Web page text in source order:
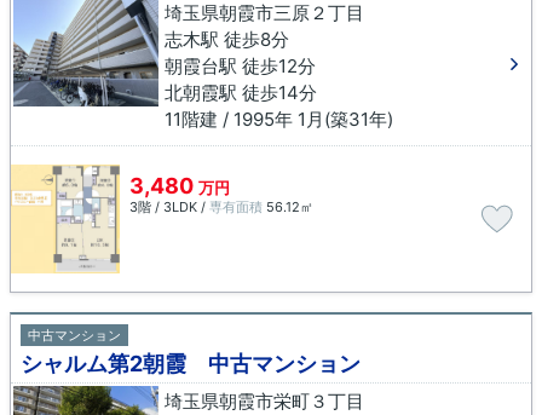
埼玉県朝霞市三原２丁目
志木駅 徒歩8分
朝霞台駅 徒歩12分
北朝霞駅 徒歩14分
11階建 / 1995年 1月(築31年)
3,480 万円
3階 / 3LDK / 専有面積 56.12㎡
中古マンション
シャルム第2朝霞 中古マンション
埼玉県朝霞市栄町３丁目